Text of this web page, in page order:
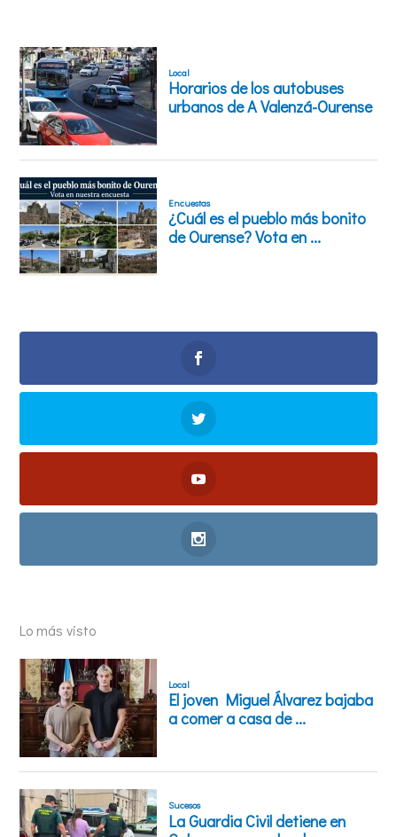
Lo más visto